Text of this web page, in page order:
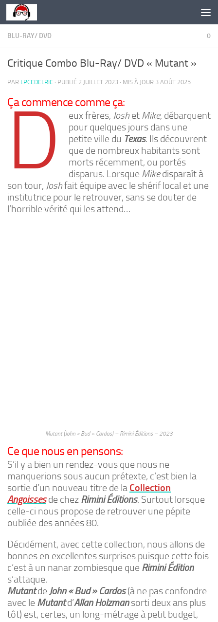
Skip to content
BLU-RAY/ DVD 0
Critique Combo Blu-Ray/ DVD « Mutant »
PAR LPCEDELRIC · PUBLIÉ 2 JUILLET 2023 · MIS À JOUR 3 AOÛT 2025
Ça commence comme ça:
D eux frères, Josh et Mike, débarquent
pour quelques jours dans une
petite ville du Texas. Ils découvrent
que de nombreux habitants sont
morts récemment, ou portés
disparus. Lorsque Mikedisparaît à
son tour, Joshfait équipe avec le shérif local et une
institutrice pour le retrouver, sans se douter de
l’horrible vérité qui les attend…
Mutant (John « Bud » Cardos) – Rimini Éditions – 2023
Ce que nous en pensons:
S’il y a bien un rendez-vous que nous ne
manquerions sous aucun prétexte, c’est bien la
sortie d’un nouveau titre de la Collection
Angoissesde chez Rimini Éditions. Surtout lorsque
celle-ci nous propose de retrouver une pépite
oubliée des années 80.
Décidément, avec cette collection, nous allons de
bonnes en excellentes surprises puisque cette fois
c’est à un nanar zombiesque que Rimini Édition
s’attaque.
Mutantde John « Bud » Cardos(à ne pas confondre
avec le Mutantd’Allan Holzmansorti deux ans plus
tôt) est, certes, un long-métrage à petit budget,